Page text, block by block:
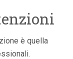
è quella